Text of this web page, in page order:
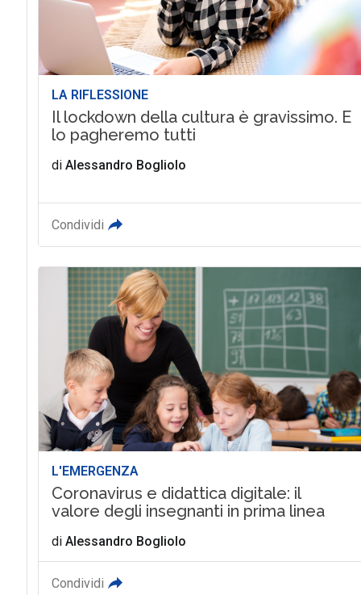
LA RIFLESSIONE
Il lockdown della cultura è gravissimo. E
lo pagheremo tutti
di Alessandro Bogliolo
Condividi
L'EMERGENZA
Coronavirus e didattica digitale: il
valore degli insegnanti in prima linea
di Alessandro Bogliolo
Condividi